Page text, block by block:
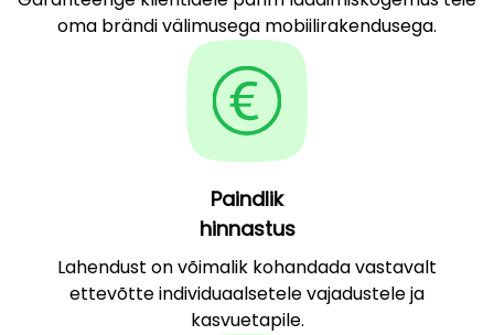
oma brändi välimusega mobiilirakendusega.
Paindlik
hinnastus
Lahendust on võimalik kohandada vastavalt
ettevõtte individuaalsetele vajadustele ja
kasvuetapile.